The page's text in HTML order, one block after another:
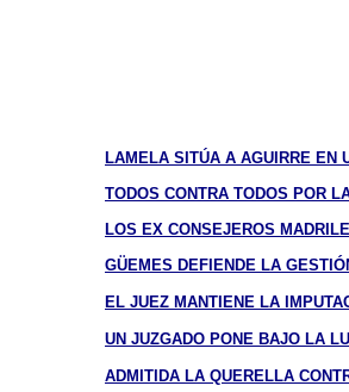
LAMELA SITÚA A AGUIRRE EN
TODOS CONTRA TODOS POR
LOS EX CONSEJEROS
GÜEMES DEFIENDE LA
EL JUEZ MANTIENE LA
UN JUZGADO PONE BAJO LA
ADMITIDA LA QUERELLA